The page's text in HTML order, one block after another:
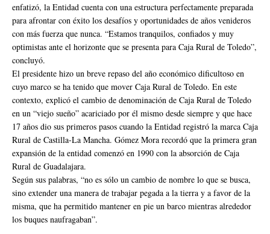
enfatizó, la Entidad cuenta con una estructura perfectamente preparada
para afrontar con éxito los desafíos y oportunidades de años venideros
con más fuerza que nunca. “Estamos tranquilos, confiados y muy
optimistas ante el horizonte que se presenta para Caja Rural de Toledo”,
concluyó.
El presidente hizo un breve repaso del año económico dificultoso en
cuyo marco se ha tenido que mover Caja Rural de Toledo. En este
contexto, explicó el cambio de denominación de Caja Rural de Toledo
en un “viejo sueño” acariciado por él mismo desde siempre y que hace
17 años dio sus primeros pasos cuando la Entidad registró la marca Caja
Rural de Castilla-La Mancha. Gómez Mora recordó que la primera gran
expansión de la entidad comenzó en 1990 con la absorción de Caja
Rural de Guadalajara.
Según sus palabras, “no es sólo un cambio de nombre lo que se busca,
sino extender una manera de trabajar pegada a la tierra y a favor de la
misma, que ha permitido mantener en pie un barco mientras alrededor
los buques naufragaban”.